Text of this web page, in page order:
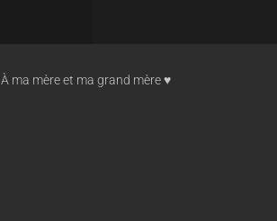
À ma mère et ma grand mère ♥︎